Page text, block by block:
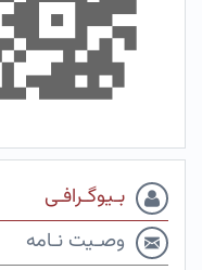
بـیوگـرافـی
وصـیت نـامه